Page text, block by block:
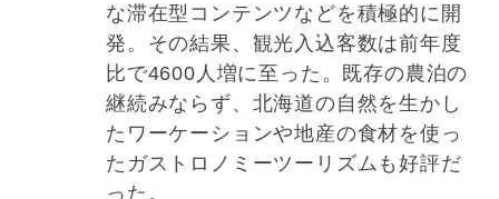
な滞在型コンテンツなどを積極的に開
発。その結果、観光入込客数は前年度
比で4600人増に至った。既存の農泊の
継続みならず、北海道の自然を生かし
たワーケーションや地産の食材を使っ
たガストロノミーツーリズムも好評だ
った。